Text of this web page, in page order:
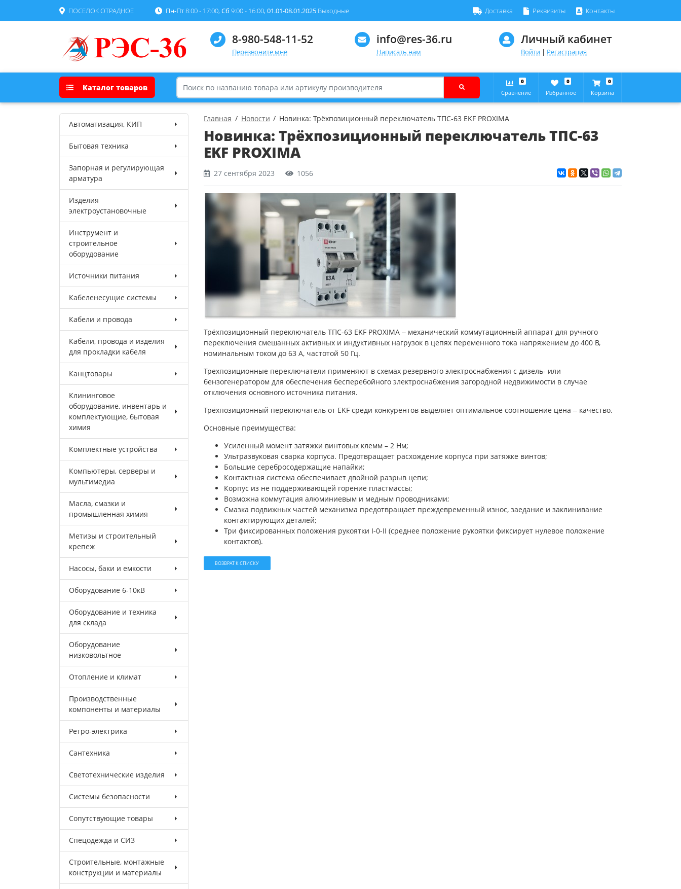
ПОСЕЛОК ОТРАДНОЕ Пн-Пт8:00 - 17:00, Сб 9:00 - 16:00, 01.01-08.01.2025 Выходные Доставка Реквизиты Контакты
8-980-548-11-52
Перезвоните мне
info@res-36.ru
Написать нам
Личный кабинет
Войти | Регистрация
Каталог товаров
0
Сравнение
0
Избранное
0
Корзина
Главная Новости Новинка: Трёхпозиционный переключатель ТПС-63 EKF PROXIMA
Новинка: Трёхпозиционный переключатель ТПС-63
EKF PROXIMA
27 сентября 2023 1056
Трёхпозиционный переключатель ТПС-63 EKF PROXIMA ‒ механический коммутационный аппарат для ручного
переключения смешанных активных и индуктивных нагрузок в цепях переменного тока напряжением до 400 В,
номинальным током до 63 А, частотой 50 Гц.
Трехпозиционные переключатели применяют в схемах резервного электроснабжения с дизель- или
бензогенератором для обеспечения бесперебойного электроснабжения загородной недвижимости в случае
отключения основного источника питания.
Трёхпозиционный переключатель от EKF среди конкурентов выделяет оптимальное соотношение цена ‒ качество.
Основные преимущества:
Усиленный момент затяжки винтовых клемм – 2 Нм;
Ультразвуковая сварка корпуса. Предотвращает расхождение корпуса при затяжке винтов;
Большие серебросодержащие напайки;
Контактная система обеспечивает двойной разрыв цепи;
Корпус из не поддерживающей горение пластмассы;
Возможна коммутация алюминиевым и медным проводниками;
Смазка подвижных частей механизма предотвращает преждевременный износ, заедание и заклинивание
контактирующих деталей;
Три фиксированных положения рукоятки I-0-II (среднее положение рукоятки фиксирует нулевое положение
контактов).
ВОЗВРАТ К СПИСКУ
Автоматизация, КИП
Бытовая техника
Запорная и регулирующая
арматура
Изделия
электроустановочные
Инструмент и
строительное
оборудование
Источники питания
Кабеленесущие системы
Кабели и провода
Кабели, провода и изделия
для прокладки кабеля
Канцтовары
Клининговое
оборудование, инвентарь и
комплектующие, бытовая
химия
Комплектные устройства
Компьютеры, серверы и
мультимедиа
Масла, смазки и
промышленная химия
Метизы и строительный
крепеж
Насосы, баки и емкости
Оборудование 6-10кВ
Оборудование и техника
для склада
Оборудование
низковольтное
Отопление и климат
Производственные
компоненты и материалы
Ретро-электрика
Сантехника
Светотехнические изделия
Системы безопасности
Сопутствующие товары
Спецодежда и СИЗ
Строительные, монтажные
конструкции и материалы